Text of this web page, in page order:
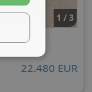
1 / 3
22.480 EUR